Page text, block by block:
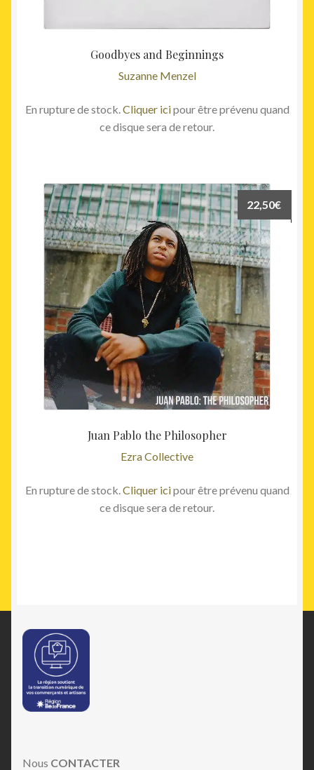
Goodbyes and Beginnings
Suzanne Menzel
En rupture de stock.Cliquer icipour être prévenu quand
ce disque sera de retour.
Juan Pablo the Philosopher
Ezra Collective
22,50€
En rupture de stock.Cliquer icipour être prévenu quand
ce disque sera de retour.
Nous CONTACTER